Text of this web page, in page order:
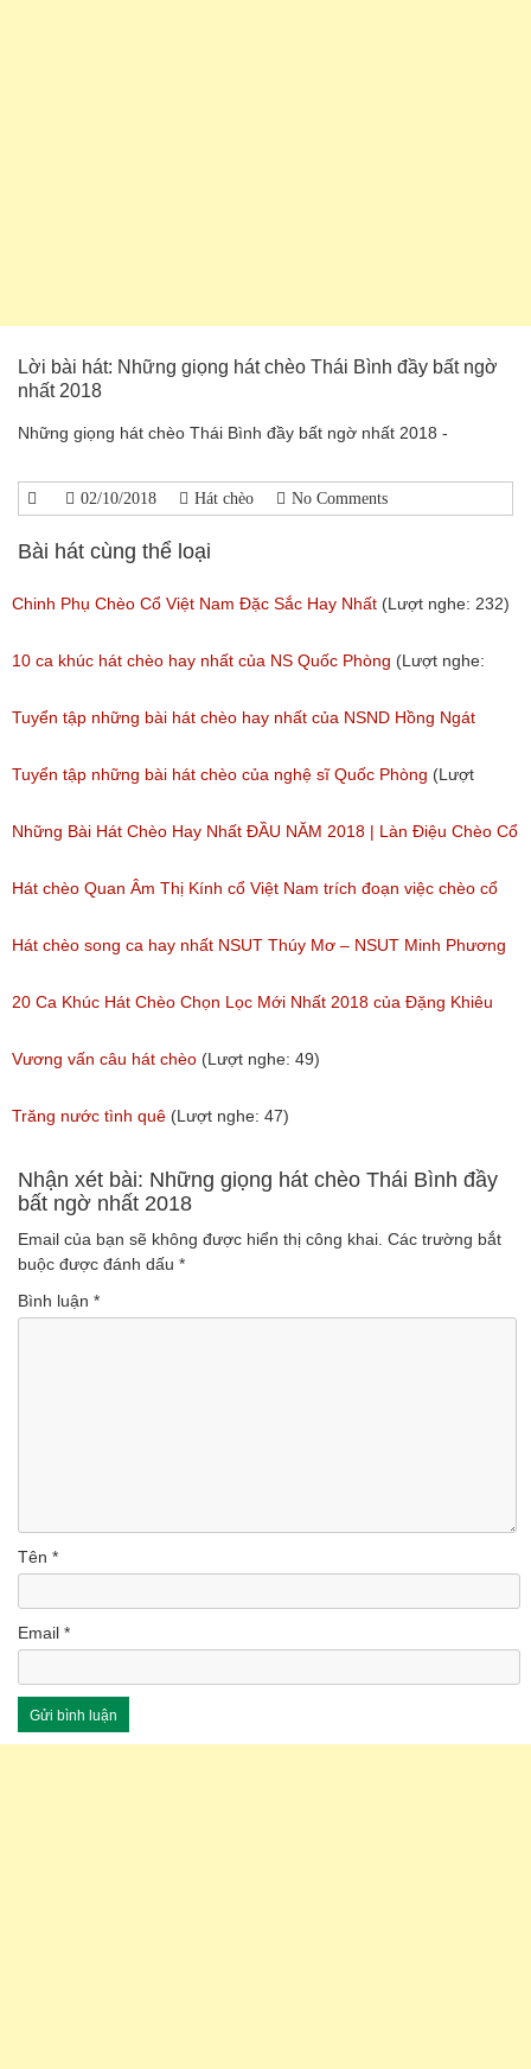
Lời bài hát: Những giọng hát chèo Thái Bình đầy bất ngờ
nhất 2018
Những giọng hát chèo Thái Bình đầy bất ngờ nhất 2018 -
02/10/2018 Hát chèo No Comments
Bài hát cùng thể loại
Chinh Phụ Chèo Cổ Việt Nam Đặc Sắc Hay Nhất (Lượt nghe: 232)
10 ca khúc hát chèo hay nhất của NS Quốc Phòng (Lượt nghe:
1,373)
Tuyển tập những bài hát chèo hay nhất của NSND Hồng Ngát
(Lượt nghe: 777)
Tuyển tập những bài hát chèo của nghệ sĩ Quốc Phòng (Lượt
nghe: 2,002)
Những Bài Hát Chèo Hay Nhất ĐẦU NĂM 2018 | Làn Điệu Chèo Cổ
Ngọt Ngào Như Ru Lòng Người
(Lượt nghe: 172)
Hát chèo Quan Âm Thị Kính cổ Việt Nam trích đoạn việc chèo cổ
Việt Nam đặc sắc nhất
(Lượt nghe: 81)
Hát chèo song ca hay nhất NSUT Thúy Mơ – NSUT Minh Phương
(Lượt nghe: 189)
20 Ca Khúc Hát Chèo Chọn Lọc Mới Nhất 2018 của Đặng Khiêu
(Lượt nghe: 105)
Vương vấn câu hát chèo (Lượt nghe: 49)
Trăng nước tình quê (Lượt nghe: 47)
Nhận xét bài: Những giọng hát chèo Thái Bình đầy
bất ngờ nhất 2018
Email của bạn sẽ không được hiển thị công khai. Các trường bắt
buộc được đánh dấu *
Bình luận *
Tên *
Email *